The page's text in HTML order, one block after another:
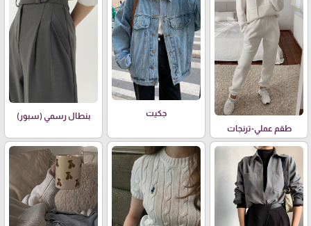
طقم عملي-ترنجات
جكيت بنطال رسمي (سبور)